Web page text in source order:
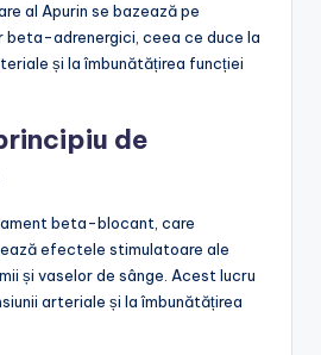
al Apurin se bazează pe
beta-adrenergici, ceea ce duce la
și la îmbunătățirea funcției
de
beta-blocant, care
efectele stimulatoare ale
și vaselor de sânge. Acest lucru
arteriale și la îmbunătățirea